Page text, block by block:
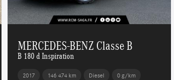
MERCEDES-BENZ Classe B
B 180 d Inspiration
2017 146 474 km Diesel 0 g/km